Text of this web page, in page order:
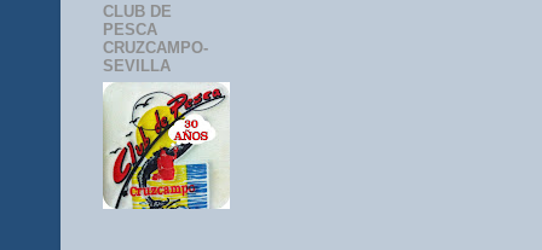
CLUB DE
PESCA
CRUZCAMPO-
SEVILLA